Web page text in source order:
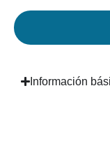
Información